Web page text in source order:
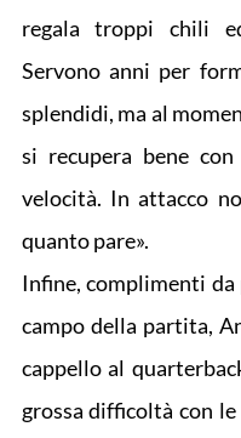
regala troppi chili
Servono anni per
splendidi, ma al
si recupera bene
velocità. In attacco
quanto pare».
Infine, complimenti
campo della partita,
cappello al
grossa difficoltà con